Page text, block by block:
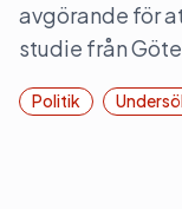
avgörande för
studie från
Politik